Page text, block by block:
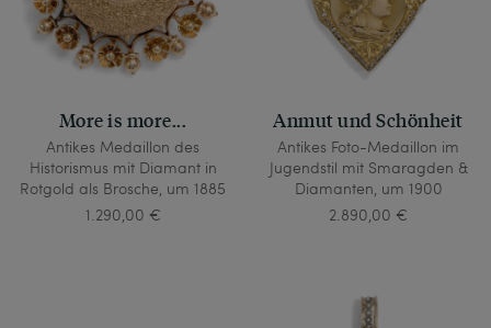
More is more...
Antikes Medaillon des
Historismus mit Diamant in
Rotgold als Brosche, um 1885
1.290,00 €
Anmut und Schönheit
Antikes Foto-Medaillon im
Jugendstil mit Smaragden &
Diamanten, um 1900
2.890,00 €